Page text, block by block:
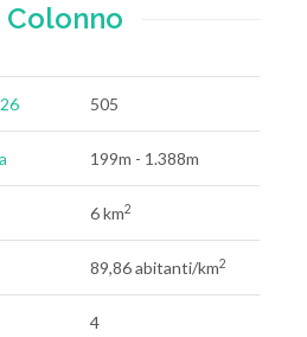
Colonno
505
199m - 1.388m
6 km2
89,86 abitanti/km2
4